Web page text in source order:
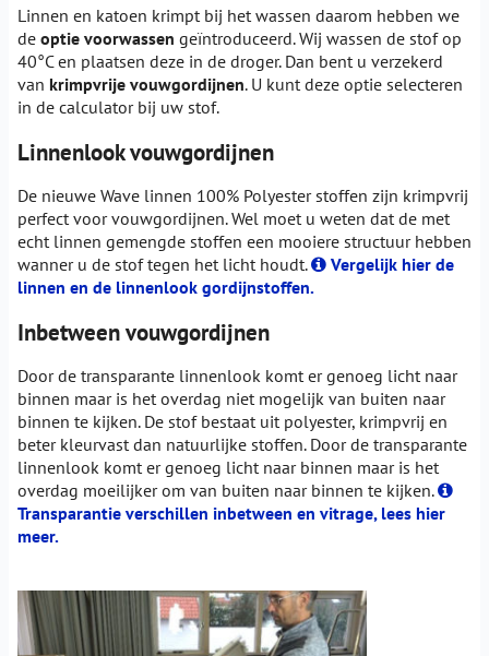
Linnen en katoen krimpt bij het wassen daarom hebben we
de optie voorwassen geïntroduceerd. Wij wassen de stof op
40°C en plaatsen deze in de droger. Dan bent u verzekerd
van krimpvrije vouwgordijnen. U kunt deze optie selecteren
in de calculator bij uw stof.
Linnenlook vouwgordijnen
De nieuwe Wave linnen 100% Polyester stoffen zijn krimpvrij
perfect voor vouwgordijnen. Wel moet u weten dat de met
echt linnen gemengde stoffen een mooiere structuur hebben
wanner u de stof tegen het licht houdt.
Vergelijk hier de
linnen en de linnenlook gordijnstoffen.
Inbetween vouwgordijnen
Door de transparante linnenlook komt er genoeg licht naar
binnen maar is het overdag niet mogelijk van buiten naar
binnen te kijken. De stof bestaat uit polyester, krimpvrij en
beter kleurvast dan natuurlijke stoffen. Door de transparante
linnenlook komt er genoeg licht naar binnen maar is het
overdag moeilijker om van buiten naar binnen te kijken.
Transparantie verschillen inbetween en vitrage, lees hier
meer.